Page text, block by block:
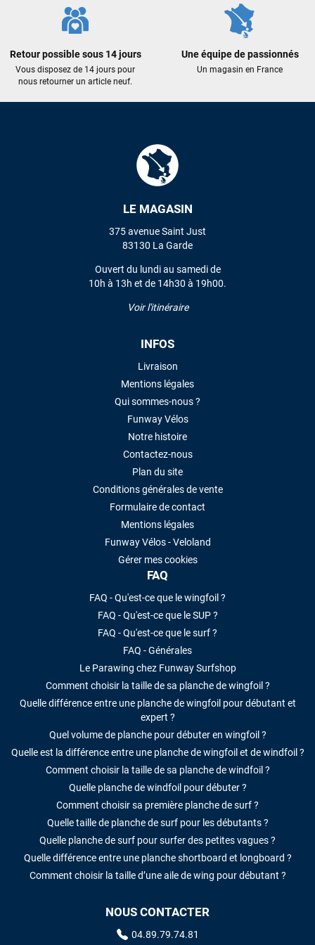
Retour possible sous 14 jours
Vous disposez de 14 jours pour
nous retourner un article neuf.
Une équipe de passionnés
Un magasin en France
LE MAGASIN
375 avenue Saint Just
83130 La Garde
Ouvert du lundi au samedi de
10h à 13h et de 14h30 à 19h00.
Voir l'itinéraire
INFOS
Livraison
Mentions légales
Qui sommes-nous ?
Funway Vélos
Notre histoire
Contactez-nous
Plan du site
Conditions générales de vente
Formulaire de contact
Mentions légales
Funway Vélos - Veloland
Gérer mes cookies
FAQ
FAQ - Qu'est-ce que le wingfoil ?
FAQ - Qu'est-ce que le SUP ?
FAQ - Qu'est-ce que le surf ?
FAQ - Générales
Le Parawing chez Funway Surfshop
Comment choisir la taille de sa planche de wingfoil ?
Quelle différence entre une planche de wingfoil pour débutant et
expert ?
Quel volume de planche pour débuter en wingfoil ?
Quelle est la différence entre une planche de wingfoil et de windfoil ?
Comment choisir la taille de sa planche de windfoil ?
Quelle planche de windfoil pour débuter ?
Comment choisir sa première planche de surf ?
Quelle taille de planche de surf pour les débutants ?
Quelle planche de surf pour surfer des petites vagues ?
Quelle différence entre une planche shortboard et longboard ?
Comment choisir la taille d’une aile de wing pour débutant ?
NOUS CONTACTER
04.89.79.74.81
Maronui RICHMOND
L'envoi a été rapide. La voile est arrivée en super état.
Mauruuru roa.
LAISSER UN AVIS